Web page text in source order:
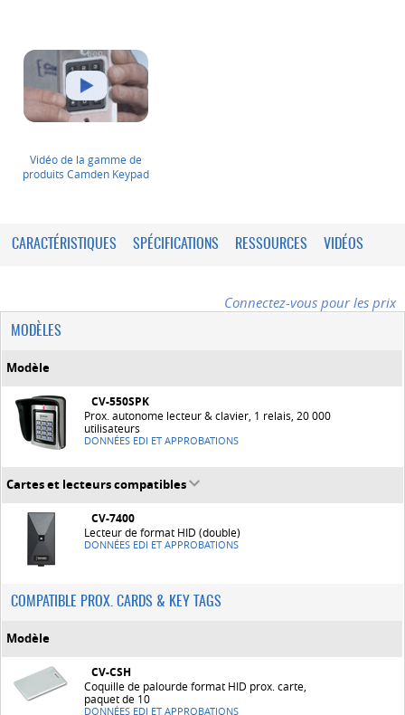
Vidéo de la gamme de
produits Camden Keypad
CARACTÉRISTIQUES SPÉCIFICATIONS RESSOURCES VIDÉOS
Connectez-vous pour les prix
MODÈLES
Modèle
CV-550SPK
Prox. autonome lecteur & clavier, 1 relais, 20 000
utilisateurs
DONNÉES EDI ET APPROBATIONS
Cartes et lecteurs compatibles
CV-7400
Lecteur de format HID (double)
DONNÉES EDI ET APPROBATIONS
COMPATIBLE PROX. CARDS & KEY TAGS
Modèle
CV-CSH
Coquille de palourde format HID prox. carte,
paquet de 10
DONNÉES EDI ET APPROBATIONS